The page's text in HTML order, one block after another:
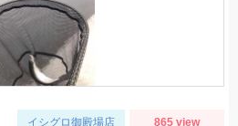
イシグロ御殿場店 865 view